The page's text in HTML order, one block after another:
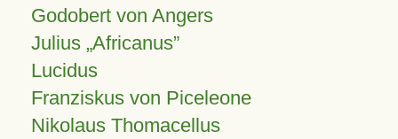
Godobert von Angers
Julius Africanus
Lucidus
Franziskus von Piceleone
Nikolaus Thomacellus